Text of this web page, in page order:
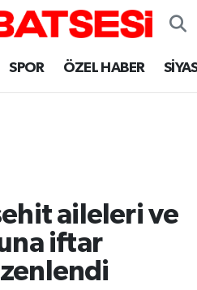
SPOR ÖZEL HABER
aileleri ve
iftar
Haritası
ve Fikstür